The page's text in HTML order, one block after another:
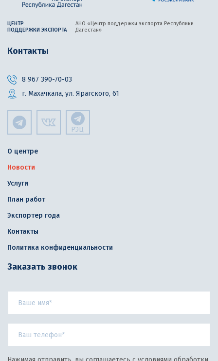
ЦЕНТР
ПОДДЕРЖКИ ЭКСПОРТА
АНО «Центр поддержки экспорта Республики
Дагестан»
Контакты
8 967 390-70-03
г. Махачкала, ул. Ярагского, 61
РЭЦ
О центре
Новости
Услуги
План работ
Экспортер года
Контакты
Политика конфиденциальности
Заказать звонок